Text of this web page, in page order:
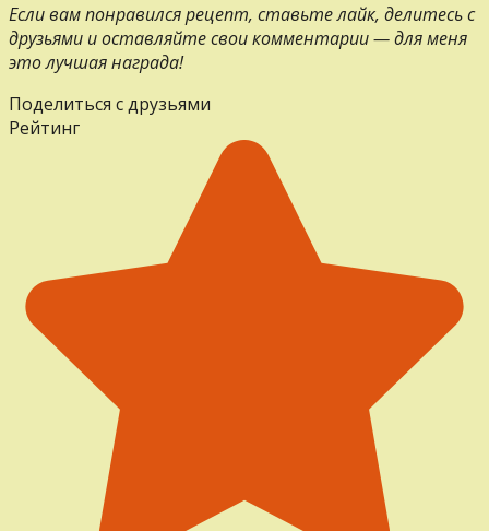
Если вам понравился рецепт, ставьте лайк, делитесь с
друзьями и оставляйте свои комментарии — для меня
это лучшая награда!
Поделиться с друзьями
Рейтинг